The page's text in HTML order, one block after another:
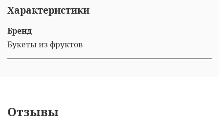
Характеристики
Бренд
Букеты из фруктов
Отзывы